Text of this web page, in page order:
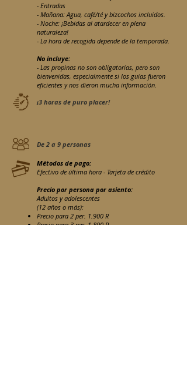
- Entradas
- Mañana: Agua, café/té y bizcochos incluidos.
- Noche: ¡Bebidas al atardecer en plena
naturaleza!
- La hora de recogida depende de la temporada.
No incluye:
- Las propinas no son obligatorias, pero son
bienvenidas, especialmente si los guías fueron
eficientes y nos dieron mucha información.
¡3 horas de puro placer!
De 2 a 9 personas
Métodos de pago:
Efectivo de última hora - Tarjeta de crédito
Precio por persona por asiento:
Adultos y adolescentes
(12 años o más):
Precio para 2 per. 1.900 R
Precio para 3 per. 1.800 R